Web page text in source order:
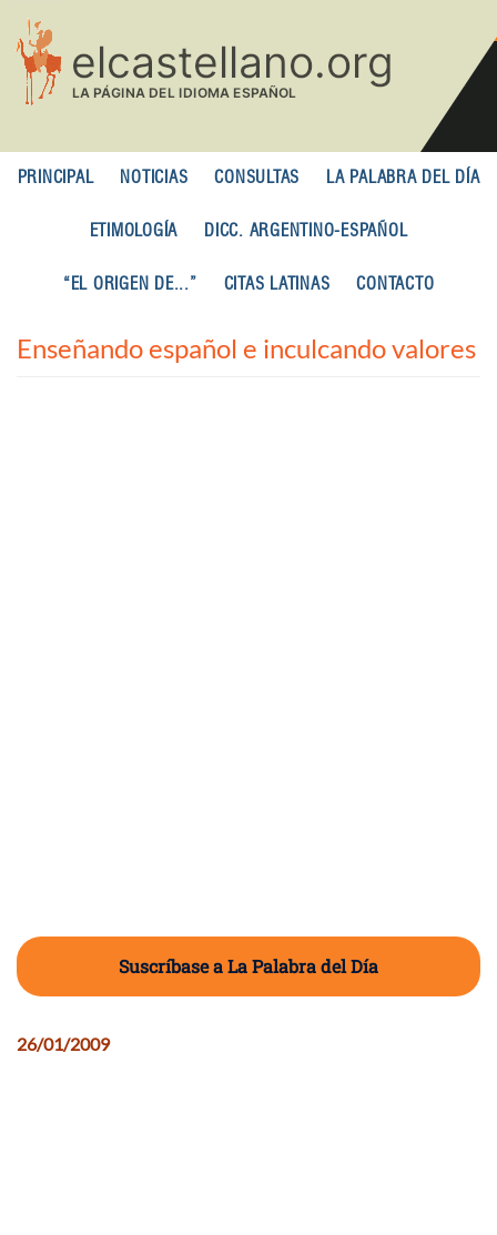
contenido
principal
PRINCIPAL NOTICIAS CONSULTAS LA PALABRA DEL DÍA
ETIMOLOGÍA DICC. ARGENTINO-ESPAÑOL
“EL ORIGEN DE...” CITAS LATINAS CONTACTO
Enseñando español e inculcando valores
Suscríbase a La Palabra del Día
26/01/2009